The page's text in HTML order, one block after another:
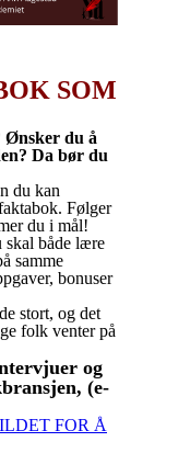
SOM
Ønsker du å
Da bør du
du kan
Følger
du i mål!
skal både lære
samme
bonuser
stort, og det
folk venter på
og
(e-
FOR Å